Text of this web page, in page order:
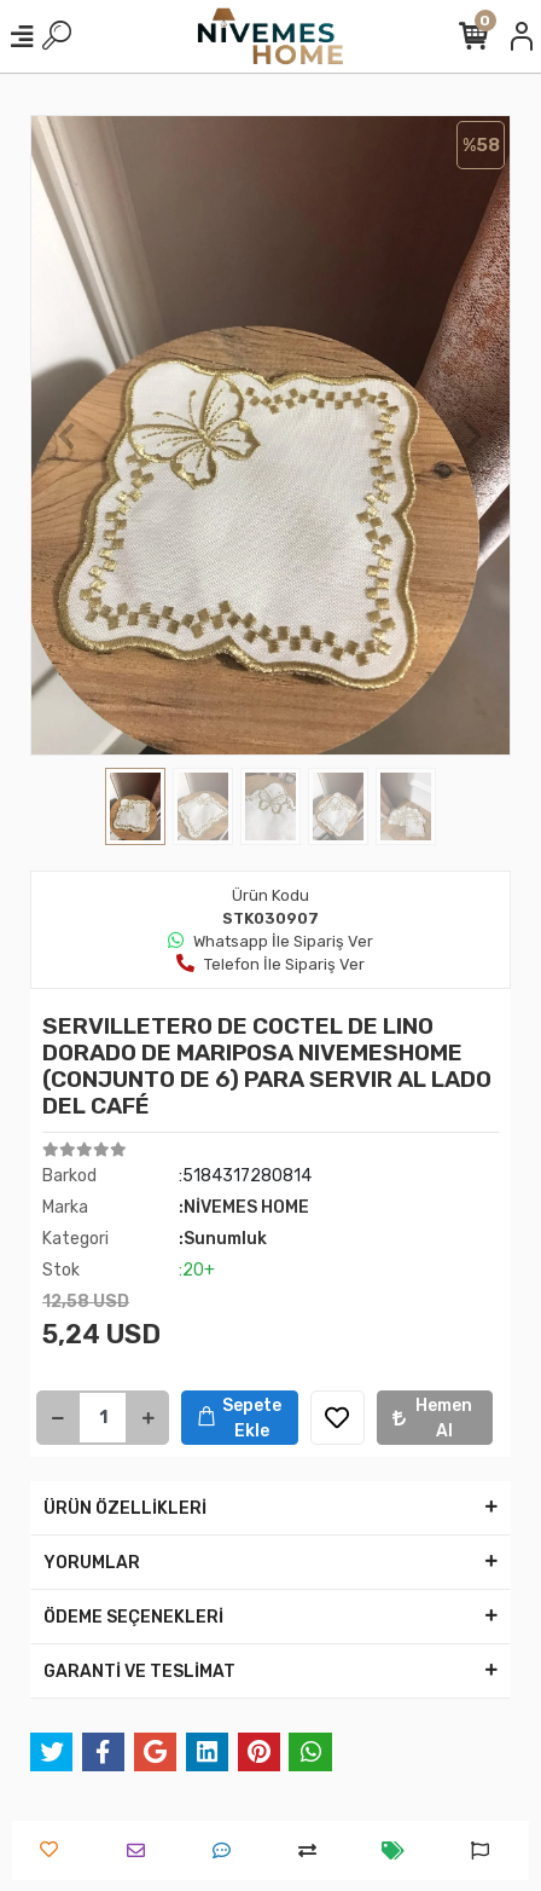
0
%58
Ürün Kodu
STK030907
Whatsapp İle Sipariş Ver
Telefon İle Sipariş Ver
SERVILLETERO DE COCTEL DE LINO
DORADO DE MARIPOSA NIVEMESHOME
(CONJUNTO DE 6) PARA SERVIR AL LADO
DEL CAFÉ
Barkod
:5184317280814
Marka
:NİVEMES HOME
Kategori
:Sunumluk
Stok
:20+
12,58 USD
5,24 USD
Sepete
Ekle
Hemen
Al
ÜRÜN ÖZELLİKLERİ
YORUMLAR
ÖDEME SEÇENEKLERİ
GARANTİ VE TESLİMAT